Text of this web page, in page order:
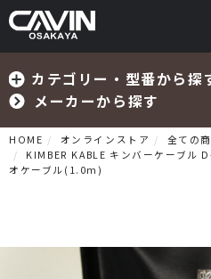
カテゴリー・型番から探
メーカーから探す
HOME オンラインストア 全ての
KIMBER KABLE キンバーケーブル
オケーブル(1.0m)